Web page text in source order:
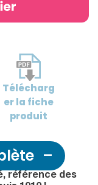
Télécharg
erla fiche
produit
référence des